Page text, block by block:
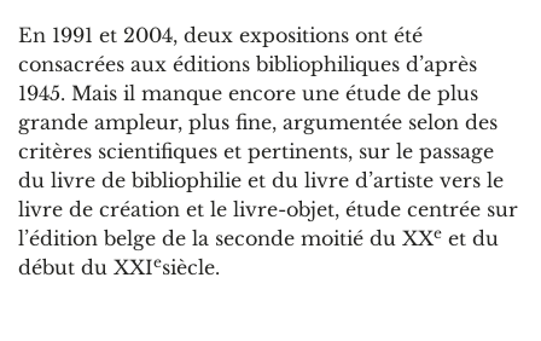
En 1991 et 2004, deux expositions ont été
consacrées aux éditions bibliophiliques d’après
1945. Mais il manque encore une étude de plus
grande ampleur, plus fine, argumentée selon des
critères scientifiques et pertinents, sur le passage
du livre de bibliophilie et du livre d’artiste vers le
livre de création et le livre-objet, étude centrée sur
l’édition belge de la seconde moitié du XXe et du
début du XXIesiècle.